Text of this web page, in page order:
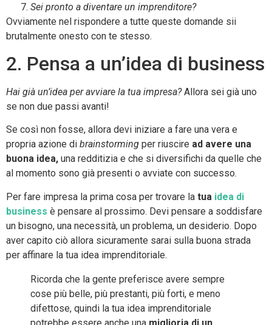
Sei pronto a diventare un imprenditore?
Ovviamente nel rispondere a tutte queste domande sii
brutalmente onesto con te stesso.
2. Pensa a un’idea di business
Hai già un’idea per avviare la tua impresa?Allora sei già uno
se non due passi avanti!
Se così non fosse, allora devi iniziare a fare una vera e
propria azione di brainstorming per riuscire ad avere una
buona idea, una redditizia e che si diversifichi da quelle che
al momento sono già presenti o avviate con successo.
Per fare impresa la prima cosa per trovare la tua idea di
business è pensare al prossimo. Devi pensare a soddisfare
un bisogno, una necessità, un problema, un desiderio. Dopo
aver capito ciò allora sicuramente sarai sulla buona strada
per affinare la tua idea imprenditoriale.
Ricorda che la gente preferisce avere sempre
cose più belle, più prestanti, più forti, e meno
difettose, quindi la tua idea imprenditoriale